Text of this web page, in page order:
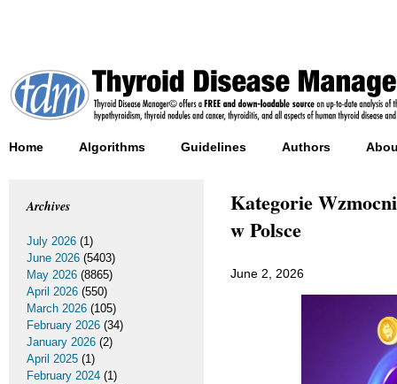
Home Algorithms Guidelines Authors
Kategorie
w Polsce
June 2, 2026
Archives
July 2026 (1)
June 2026 (5403)
May 2026 (8865)
April 2026 (550)
March 2026 (105)
February 2026 (34)
January 2026 (2)
April 2025 (1)
February 2024 (1)